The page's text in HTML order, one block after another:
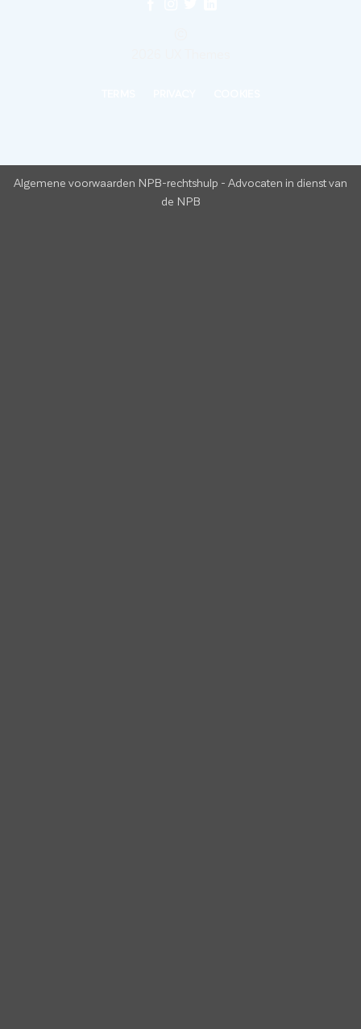
Algemene voorwaarden NPB-rechtshulp - Advocaten in dienst van
de NPB